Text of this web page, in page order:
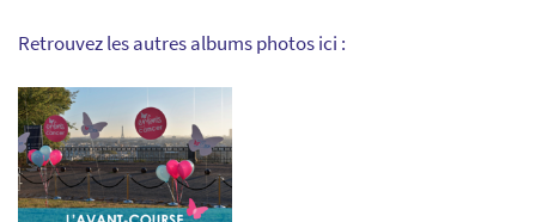
Retrouvez les autres albums photos ici :